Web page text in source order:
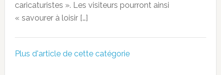
caricaturistes ». Les visiteurs pourront ainsi
« savourer à loisir […]
Plus d'article de cette catégorie